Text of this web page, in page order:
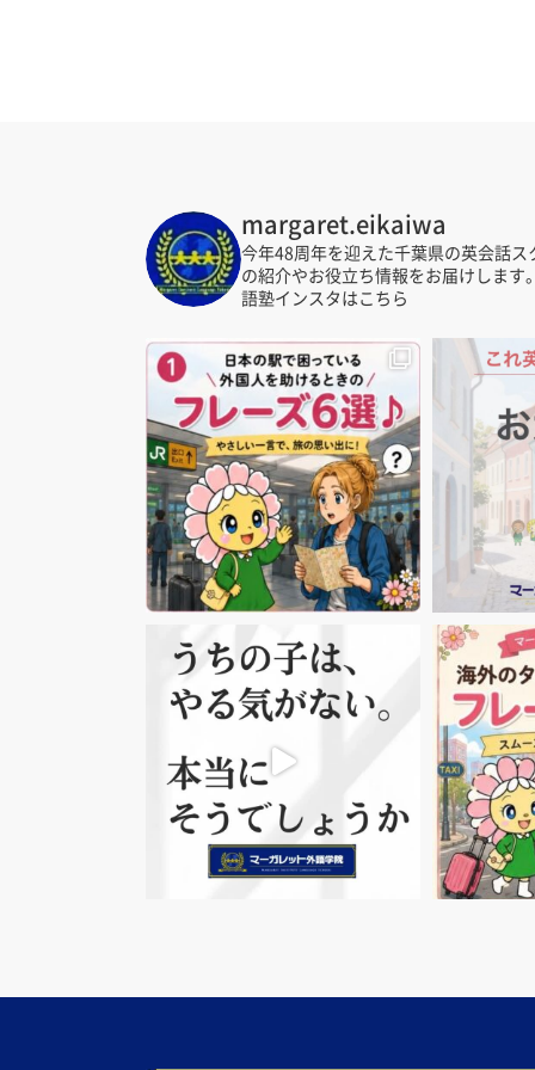
margaret.eikaiwa
今年48周年を迎えた千葉県の英会話
の紹介やお役立ち情報をお届けします。
語塾インスタはこちら